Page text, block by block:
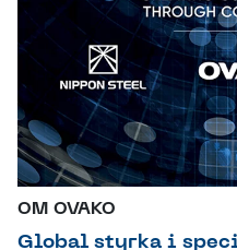
OM OVAKO
Global styrka i